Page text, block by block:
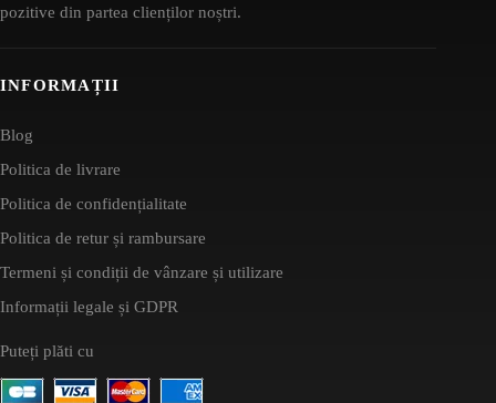
pozitive din partea clienților noștri.
INFORMAȚII
Blog
Politica de livrare
Politica de confidențialitate
Politica de retur și rambursare
Termeni și condiții de vânzare și utilizare
Informații legale și GDPR
Puteți plăti cu